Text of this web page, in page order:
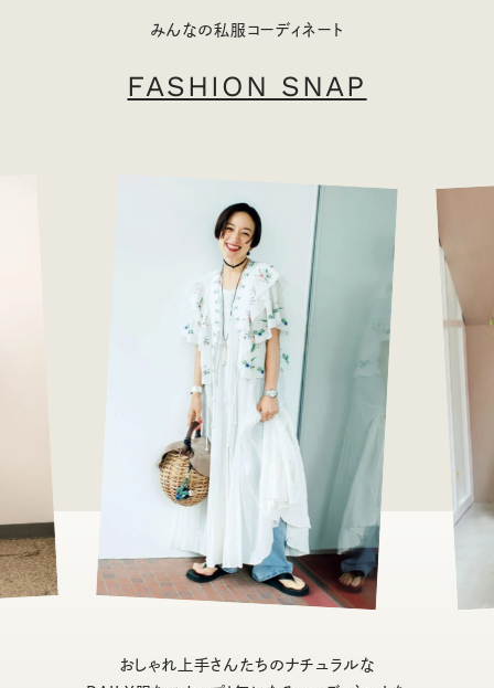
みんなの私服コーディネート
FASHION SNAP
おしゃれ上手さんたちのナチュラルな